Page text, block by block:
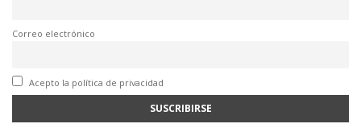
Correo electrónico
Acepto la política de privacidad